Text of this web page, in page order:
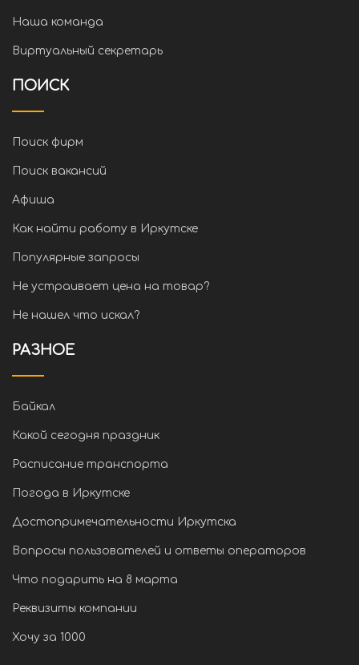
Наша команда
Виртуальный секретарь
ПОИСК
Поиск фирм
Поиск вакансий
Афиша
Как найти работу в Иркутске
Популярные запросы
Не устраивает цена на товар?
Не нашел что искал?
РАЗНОЕ
Байкал
Какой сегодня праздник
Расписание транспорта
Погода в Иркутске
Достопримечательности Иркутска
Вопросы пользователей и ответы операторов
Что подарить на 8 марта
Реквизиты компании
Хочу за 1000